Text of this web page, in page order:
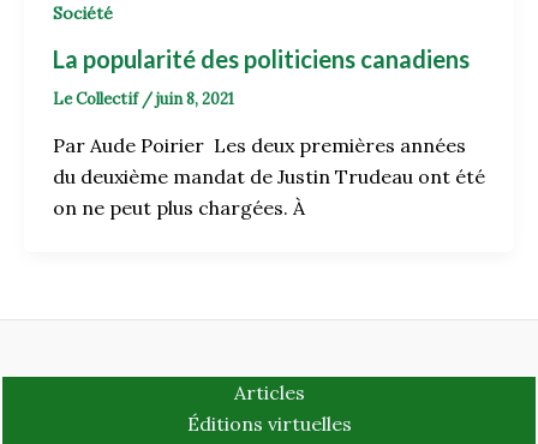
Société
La popularité des politiciens canadiens
Le Collectif /juin 8, 2021
Par Aude Poirier Les deux premières années
du deuxième mandat de Justin Trudeau ont été
on ne peut plus chargées. À
Articles
Éditions virtuelles